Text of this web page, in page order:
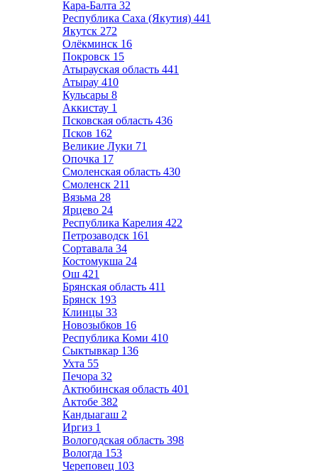
Кара-Балта 32
Республика Саха (Якутия) 441
Якутск 272
Олёкминск 16
Покровск 15
Атырауская область 441
Атырау 410
Кульсары 8
Аккистау 1
Псковская область 436
Псков 162
Великие Луки 71
Опочка 17
Смоленская область 430
Смоленск 211
Вязьма 28
Ярцево 24
Республика Карелия 422
Петрозаводск 161
Сортавала 34
Костомукша 24
Ош 421
Брянская область 411
Брянск 193
Клинцы 33
Новозыбков 16
Республика Коми 410
Сыктывкар 136
Ухта 55
Печора 32
Актюбинская область 401
Актобе 382
Кандыагаш 2
Иргиз 1
Вологодская область 398
Вологда 153
Череповец 103